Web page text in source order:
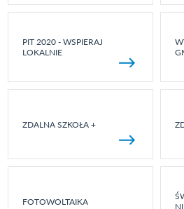
PIT 2020 - WSPIERAJ
LOKALNIE
ZDALNA SZKOŁA +
FOTOWOLTAIKA